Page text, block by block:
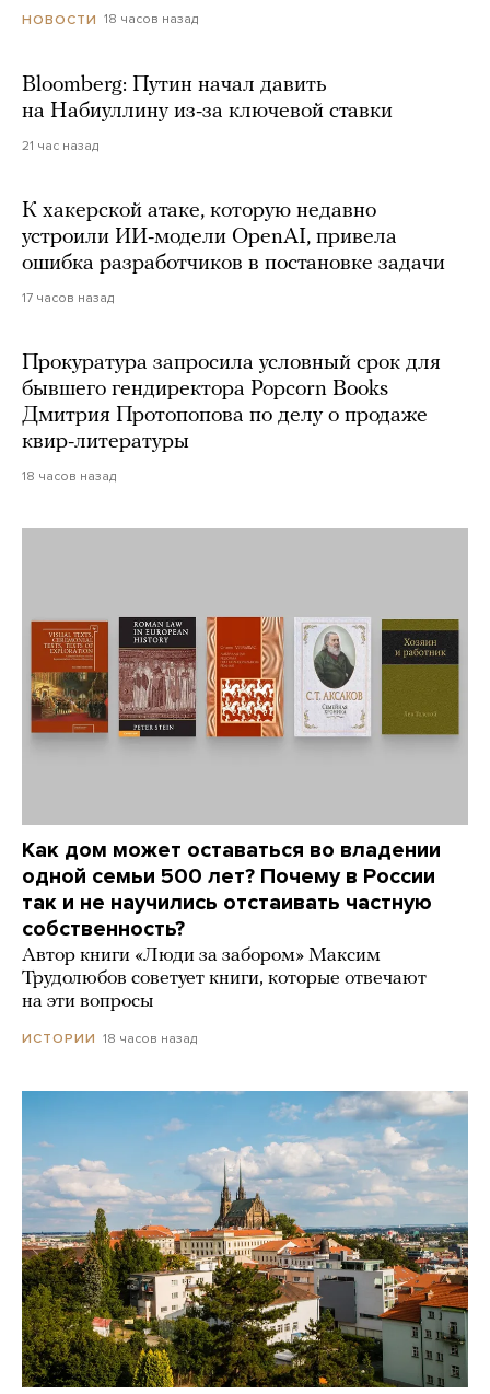
НОВОСТИ 18 часов назад
Bloomberg: Путин начал давить
на Набиуллину из-за ключевой ставки
21 час назад
К хакерской атаке, которую недавно
устроили ИИ-модели OpenAI, привела
ошибка разработчиков в постановке задачи
17 часов назад
Прокуратура запросила условный срок для
бывшего гендиректора Popcorn Books
Дмитрия Протопопова по делу о продаже
квир-литературы
18 часов назад
Как дом может оставаться во владении
одной семьи 500 лет? Почему в России
так и не научились отстаивать частную
собственность?
Автор книги «Люди за забором» Максим
Трудолюбов советует книги, которые отвечают
на эти вопросы
ИСТОРИИ 18 часов назад